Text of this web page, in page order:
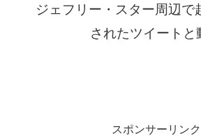
ジェフリー・スター周辺で
されたツイートと
スポンサーリンク